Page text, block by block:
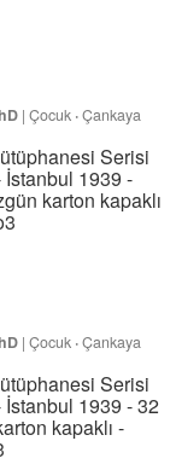
| Çocuk ·Çankaya
Serisi
İstanbul 1939 -
karton kapaklı
| Çocuk ·Çankaya
Serisi
İstanbul 1939 - 32
kapaklı -